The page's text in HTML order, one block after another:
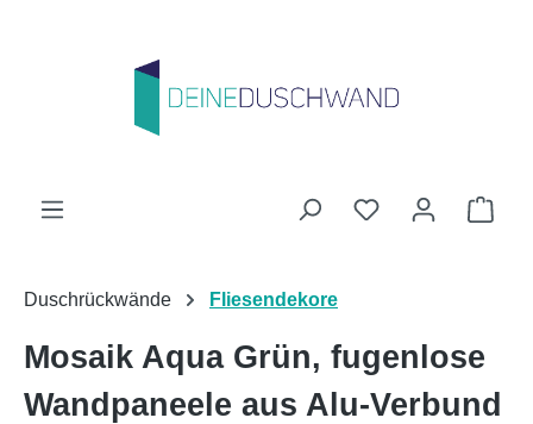
Du hast 0
Duschrückwände Fliesendekore
Mosaik Aqua Grün, fugenlose
Wandpaneele aus Alu-Verbund